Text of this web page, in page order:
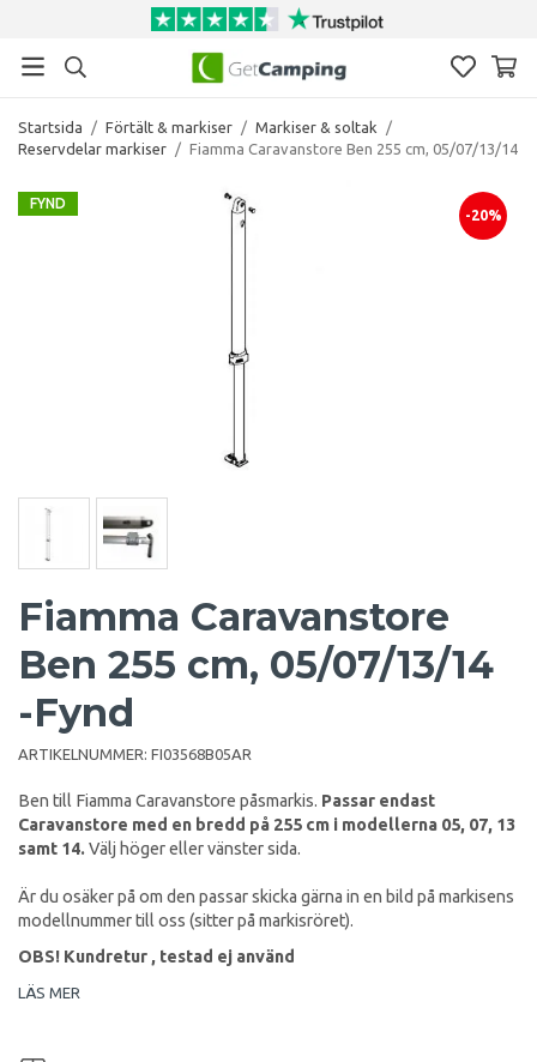
Startsida / Förtält & markiser / Markiser & soltak
/
Reservdelar markiser / Fiamma Caravanstore Ben 255 cm, 05/07/13/14
FYND
-20%
Fiamma Caravanstore
Ben 255 cm, 05/07/13/14
-Fynd
ARTIKELNUMMER: FI03568B05AR
Ben till Fiamma Caravanstore påsmarkis. Passar endast
Caravanstore med en bredd på 255 cm i modellerna 05, 07, 13
samt 14.Välj höger eller vänster sida.
Är du osäker på om den passar skicka gärna in en bild på markisens
modellnummer till oss (sitter på markisröret).
OBS! Kundretur , testad ej använd
LÄS MER